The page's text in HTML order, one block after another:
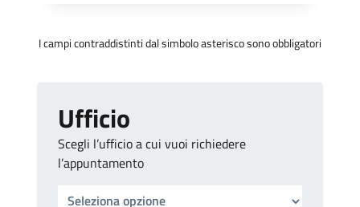
I campi contraddistinti dal simbolo asterisco sono obbligatori
Ufficio
Scegli l’ufficio a cui vuoi richiedere
l’appuntamento
Tipo di ufficio